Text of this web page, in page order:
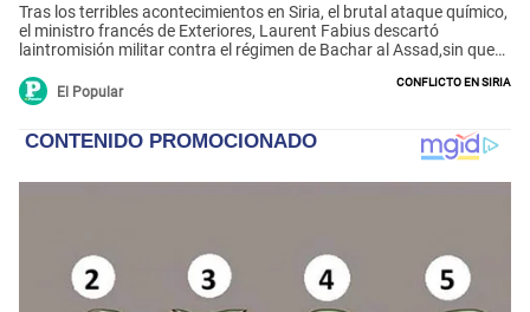
Tras los terribles acontecimientos en Siria, el brutal ataque químico,
el ministro francés de Exteriores, Laurent Fabius descartó
laintromisión militar contra el régimen de Bachar al Assad,sin que
El Popular
Conflicto en Siria